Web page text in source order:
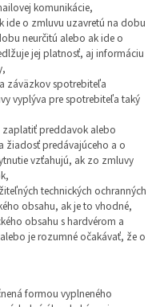
komunikácie,
ide o zmluvu uzavretú na dobu
neurčitú alebo ak ide o
jej platnosť, aj informáciu
záväzkov spotrebiteľa
vyplýva pre spotrebiteľa taký
preddavok alebo
žiadosť predávajúceho a o
vzťahujú, ak zo zmluvy
technických ochranných
obsahu, ak je to vhodné,
obsahu s hardvérom a
je rozumné očakávať, že o
formou vyplneného